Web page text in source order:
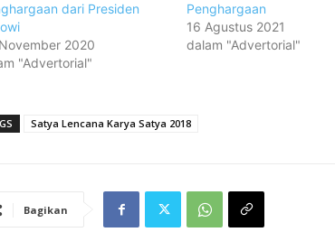
dari Presiden
2020
"Advertorial"
Penghargaan
16 Agustus 2021
dalam "Advertorial"
Satya Lencana Karya Satya 2018
Bagikan